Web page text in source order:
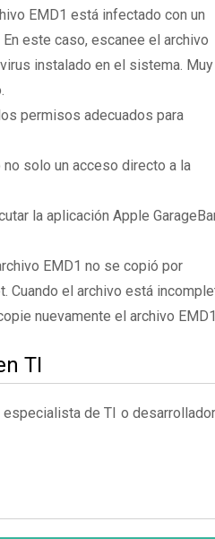
EMD1 está infectado con un
este caso, escanee el archivo
instalado en el sistema.
permisos adecuados para
solo un acceso directo a la
la aplicación Apple
EMD1 no se copió por
Cuando el archivo está
nuevamente el archivo
TI
de TI o